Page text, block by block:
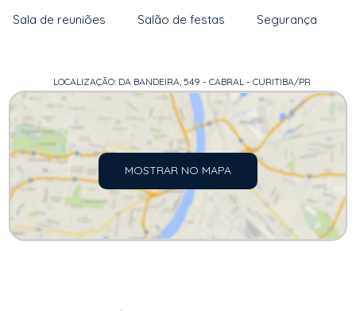
Sala de reuniões
Salão de festas Segurança
LOCALIZAÇÃO: DA BANDEIRA, 549 - CABRAL - CURITIBA/PR
MOSTRAR NO MAPA